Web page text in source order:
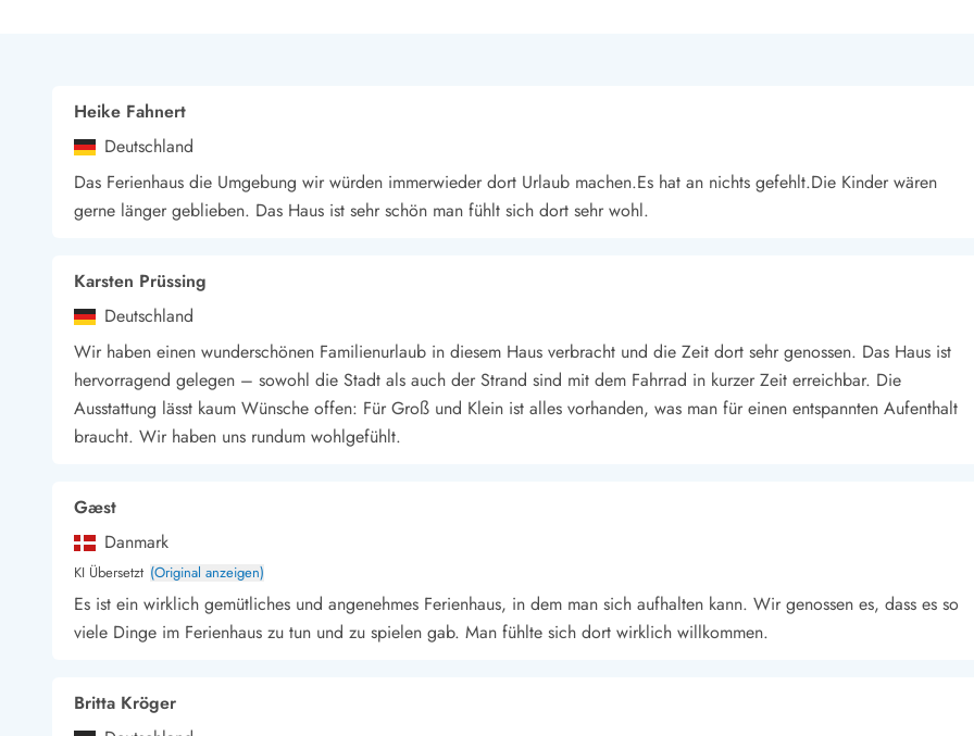
Schwimmhallen und Badeländer
Golfen in Dänemark
Fahrradfahren in Dänemark
Reiten in Dänemark
Wandern in Dänemark
Wasserski in Dänemark
Segeln in Dänemark
Kultur in Dänemark
Historische Museen
Sehenswürdigkeiten
Kunstmuseen
Einkaufen und Shopping
Weihnachten in Dänemark
Heiraten in Dänemark
Wikinger in Dänemark
Heike Fahnert
Deutschland
Das Ferienhaus die Umgebung wir würden immerwieder dort Urlaub machen.Es hat an nichts gefehlt.Die Kinder wären
gerne länger geblieben. Das Haus ist sehr schön man fühlt sich dort sehr wohl.
Karsten Prüssing
Deutschland
Wir haben einen wunderschönen Familienurlaub in diesem Haus verbracht und die Zeit dort sehr genossen. Das Haus ist
hervorragend gelegen – sowohl die Stadt als auch der Strand sind mit dem Fahrrad in kurzer Zeit erreichbar. Die
Ausstattung lässt kaum Wünsche offen: Für Groß und Klein ist alles vorhanden, was man für einen entspannten Aufenthalt
braucht. Wir haben uns rundum wohlgefühlt.
Gæst
Danmark
KI Übersetzt (Original anzeigen)
Es ist ein wirklich gemütliches und angenehmes Ferienhaus, in dem man sich aufhalten kann. Wir genossen es, dass es so
viele Dinge im Ferienhaus zu tun und zu spielen gab. Man fühlte sich dort wirklich willkommen.
Britta Kröger